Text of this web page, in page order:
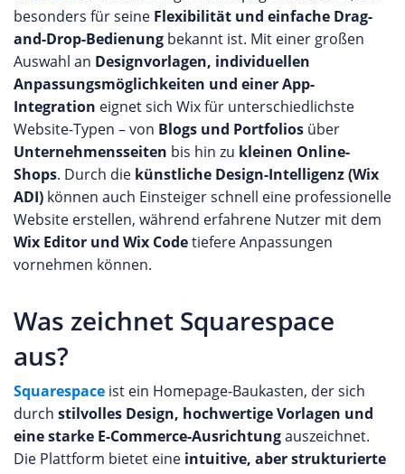
besonders für seine Flexibilität und einfache Drag-
and-Drop-Bedienung bekannt ist. Mit einer großen
Auswahl an Designvorlagen, individuellen
Anpassungsmöglichkeiten und einer App-
Integration eignet sich Wix für unterschiedlichste
Website-Typen – von Blogs und Portfolios über
Unternehmensseiten bis hin zu kleinen Online-
Shops. Durch die künstliche Design-Intelligenz (Wix
ADI) können auch Einsteiger schnell eine professionelle
Website erstellen, während erfahrene Nutzer mit dem
Wix Editor und Wix Codetiefere Anpassungen
vornehmen können.
Was zeichnet Squarespace
aus?
Squarespace ist ein Homepage-Baukasten, der sich
durch stilvolles Design, hochwertige Vorlagen und
eine starke E-Commerce-Ausrichtungauszeichnet.
Die Plattform bietet eine intuitive, aber strukturierte